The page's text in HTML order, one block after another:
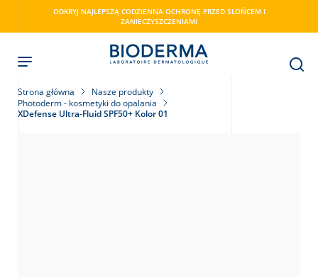
ODKRYJ NAJLEPSZĄ CODZIENNA OCHRONĘ PRZED SŁOŃCEM I
ZANIECZYSZCZENIAMI
Strona główna
Nasze produkty
Photoderm - kosmetyki do opalania
XDefense Ultra-Fluid SPF50+ Kolor 01